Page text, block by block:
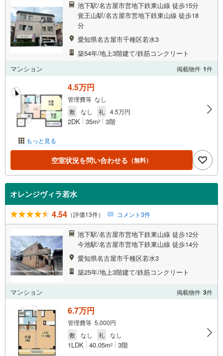
池下駅/名古屋市営地下鉄東山線 徒歩15分
覚王山駅/名古屋市営地下鉄東山線 徒歩18
分
愛知県名古屋市千種区若水3
築54年/地上3階建て/鉄筋コンクリート
マンション
掲載物件 1件
もっと見る
4.5万円
管理費等 なし
敷
なし 礼 4.5万円
2DK 35m2 3階
空室状況を問い合わせる （無料）
オレンジヴィラ若水
4.54 （評価13件） コメント3件
池下駅/名古屋市営地下鉄東山線 徒歩12分
今池駅/名古屋市営地下鉄東山線 徒歩14分
愛知県名古屋市千種区若水3
築25年/地上3階建て/鉄筋コンクリート
マンション 掲載物件 3件
6.7万円
管理費等 5,000円
敷
なし 礼 なし
1LDK 40.05m2 3階